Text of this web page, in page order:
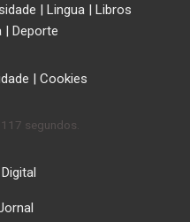
| Lingua| Libros
| Deporte
| Cookies
segundos.